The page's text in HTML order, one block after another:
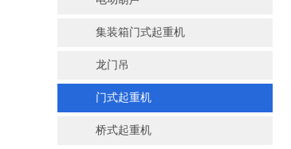
集装箱门式起重机
龙门吊
门式起重机
桥式起重机